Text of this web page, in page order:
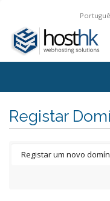
Registar